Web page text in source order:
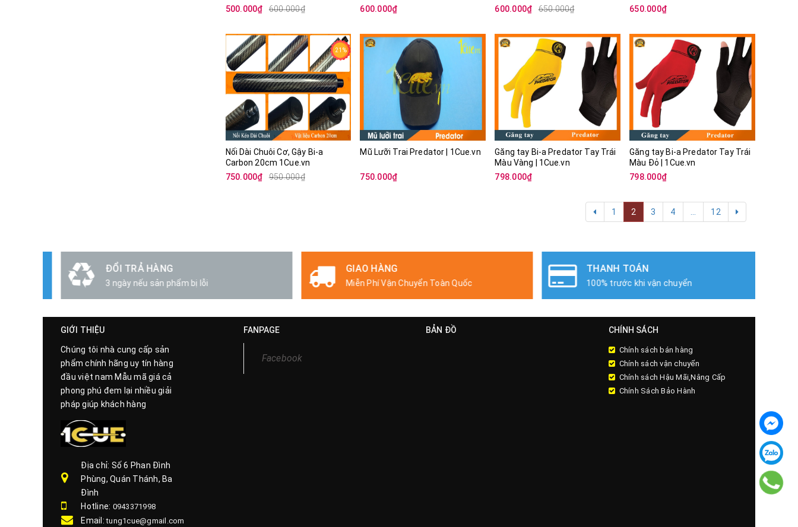
500.000₫ 600.000₫
600.000₫
600.000₫ 650.000₫
650.000₫
21%
Nối Dài Chuôi Cơ, Gậy Bi-a
Carbon 20cm 1Cue.vn
750.000₫
950.000₫
Mũ Lưỡi Trai Predator | 1Cue.vn
750.000₫
Găng tay Bi-a Predator Tay Trái
Màu Vàng | 1Cue.vn
798.000₫
Găng tay Bi-a Predator Tay Trái
Màu Đỏ | 1Cue.vn
798.000₫
1 2 3 4 12
ĐỔI TRẢ HÀNG
3 ngày nếu sản phẩm bị lỗi
GIAO HÀNG
Miễn Phí Vận Chuyển Toàn Quốc
THANH TOÁN
100% trước khi vận chuyển
GIỚI THIỆU
Chúng tôi nhà cung cấp sản
phẩm chính hãng uy tín hàng
đầu việt nam Mẫu mã giá cả
phong phú đem lại nhiều giải
pháp giúp khách hàng
Địa chỉ: Số 6 Phan Đình
Phùng, Quán Thánh, Ba
Đình
Hotline: 0943371998
Email:tung1cue@gmail.com
FANPAGE
Facebook
BẢN ĐỒ CHÍNH SÁCH
Chính sách bán hàng
Chính sách vận chuyển
Chính sách Hậu Mãi,Nâng Cấp
Chính Sách Bảo Hành